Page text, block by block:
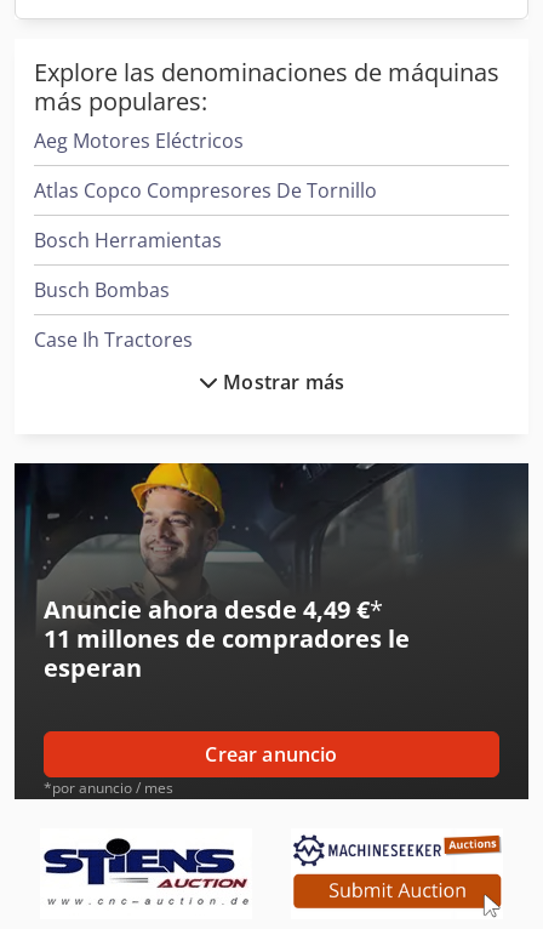
Explore las denominaciones de máquinas
más populares:
Aeg Motores Eléctricos
Atlas Copco Compresores De Tornillo
Bosch Herramientas
Busch Bombas
Case Ih Tractores
Caterpillar Excavadoras
Demag Grúas
Fendt Tractores
Ge Ultrasonido
Ingersoll Rand Compresores
Ingersoll Rand Herramientas
Iveco Volquetes
Jcb Tractores
Juki Máquinas De Coser
Kverneland Arado
Mostrar más
Anuncie ahora desde 4,49 €*
11 millones de compradores le
esperan
Crear anuncio
*por anuncio / mes